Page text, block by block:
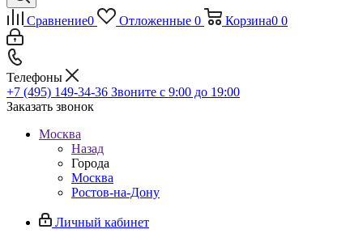
Сравнение0 Отложенные 0 Корзина0 0
Телефоны
+7 (495) 149-34-36 Звоните с 9:00 до 19:00
Заказать звонок
Москва
Назад
Города
Москва
Ростов-на-Дону
Личный кабинет